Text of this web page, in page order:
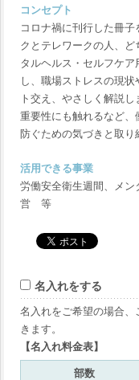
コンセプト
コロナ禍に刊行した冊
クとテレワークの人、
タルヘルス・セルフケ
し、職場ストレスの現
ト交え、やさしく解説
重要性にも触れるなど
防ぐための気づきと取り
活用できる事業
労働安全衛生週間、メ
営 等
名入れをする
名入れをご希望の場合
きます。
【名入れ料金表】
部数